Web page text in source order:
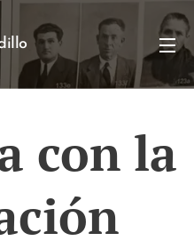
con la